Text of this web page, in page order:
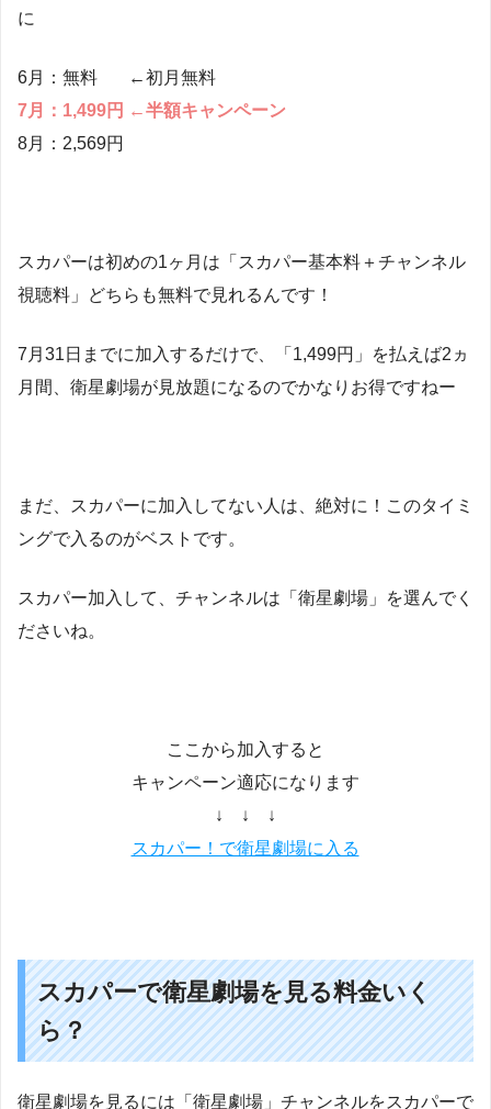
に
6月：無料 ←初月無料
7月：1,499円 ←半額キャンペーン
8月：2,569円
スカパーは初めの1ヶ月は「スカパー基本料＋チャンネル
視聴料」どちらも無料で見れるんです！
7月31日までに加入するだけで、「1,499円」を払えば2ヵ
月間、衛星劇場が見放題になるのでかなりお得ですねー
まだ、スカパーに加入してない人は、絶対に！このタイミ
ングで入るのがベストです。
スカパー加入して、チャンネルは「衛星劇場」を選んでく
ださいね。
ここから加入すると
キャンペーン適応になります
↓ ↓ ↓
スカパー！で衛星劇場に入る
スカパーで衛星劇場を見る料金いく
ら？
衛星劇場を見るには「衛星劇場」チャンネルをスカパーで